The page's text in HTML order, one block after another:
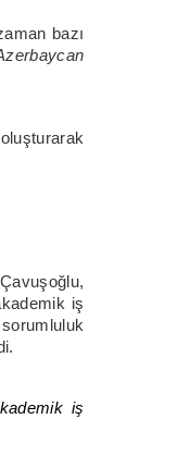
bazı
iş
iş